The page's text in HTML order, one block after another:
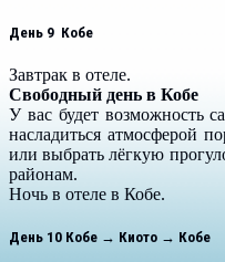
День 9 Кобе
Завтрак в отеле.
Свободный день в Кобе
У вас будет возможность
насладиться атмосферой
или выбрать лёгкую
районам.
Ночь в отеле в Кобе.
День 10 Кобе → Киото → Кобе